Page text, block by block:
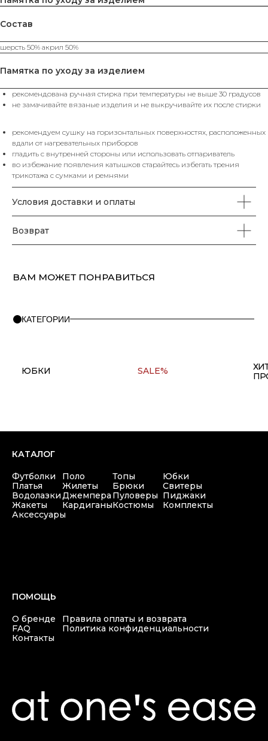
Состав
шерсть 50% акрил 50%
Памятка по уходу за изделием
рекомендована ручная стирка при температуры не выше 30 градусов
не замачивайте вязаные изделия и не выкручивайте их после стирки
рекомендуем сушку на горизонтальных поверхностях, расположенных
вдали от нагревательных приборов
гладить с внутренней стороны или использовать отпариватель
во избежание появления катышков старайтесь избегать трения
трикотажа с сумками и ремнями
Условия доставки и оплаты
Возврат
ВАМ МОЖЕТ ПОНРАВИТЬСЯ
ЮБКИ SALE%
ХИТЫ
ПРОДАЖ
Футболки Поло Топы
Юбки
Платья
Жилеты Брюки
Свитеры
Жакеты
КардиганыКостюмы Комплекты
КАТАЛОГ
FAQ
Политика конфиденциальности